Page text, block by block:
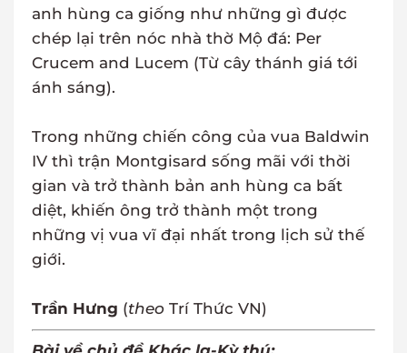
anh hùng ca giống như những gì được
chép lại trên nóc nhà thờ Mộ đá: Per
Crucem and Lucem (Từ cây thánh giá tới
ánh sáng).
Trong những chiến công của vua Baldwin
IV thì trận Montgisard sống mãi với thời
gian và trở thành bản anh hùng ca bất
diệt, khiến ông trở thành một trong
những vị vua vĩ đại nhất trong lịch sử thế
giới.
Trần Hưng (theo Trí Thức VN)